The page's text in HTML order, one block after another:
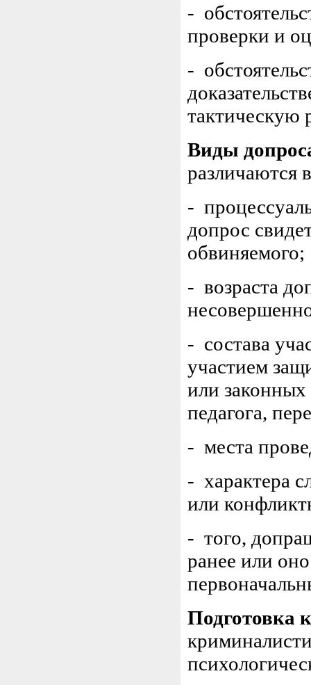
-
проверки и
-
тактическую
Виды
различаются
-
допрос
обвиняемого;
- возраста
- состава
участием
или законных
педагога,
- места
- характера
или
- того,
ранее или
Подготовка